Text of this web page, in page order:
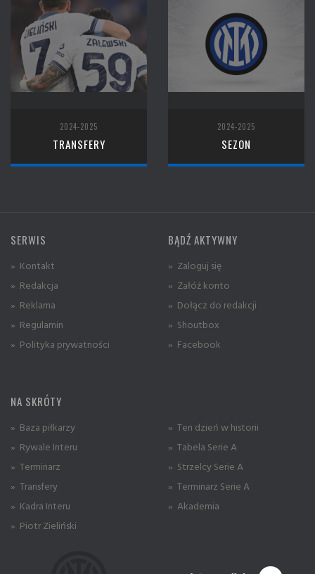
2024-2025
TRANSFERY
2024-2025
SEZON
SERWIS
» Kontakt
» Redakcja
» Reklama
» Regulamin
» Polityka prywatności
BĄDŹ AKTYWNY
» Zaloguj się
» Załóż konto
» Dołącz do redakcji
» Shoutbox
» Facebook
NA SKRÓTY
» Baza piłkarzy
» Rywale Interu
» Terminarz
» Transfery
» Kadra Interu
» Piotr Zieliński
» Ten dzień w historii
» Tabela Serie A
» Strzelcy Serie A
» Terminarz Serie A
» Akademia